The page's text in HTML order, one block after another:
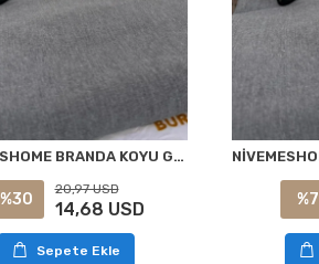
NİVEMESHOME BRANDA KOYU GRİ BALKON PERDESİ
%30
20,97 USD
14,68 USD
Sepete Ekle
%7